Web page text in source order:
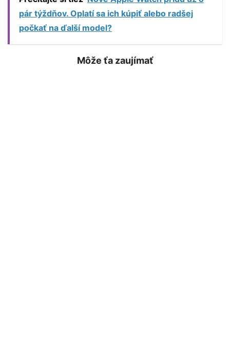
pár týždňov. Oplatí sa ich kúpiť alebo radšej
počkať na ďalší model?
Môže ťa zaujímať